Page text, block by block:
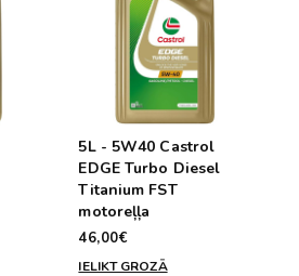
5L - 5W40 Castrol
EDGE Turbo Diesel
Titanium FST
motoreļļa
46,00€
IELIKT GROZĀ